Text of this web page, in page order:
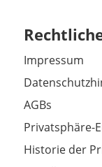
Impressum
AGBs
Privatsphäre-
Historie der